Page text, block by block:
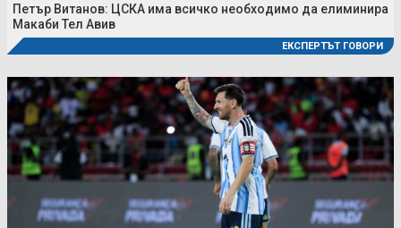
Петър Витанов: ЦСКА има всичко необходимо да елиминира
Макаби Тел Авив
ЕКСПЕРТЪТ ГОВОРИ